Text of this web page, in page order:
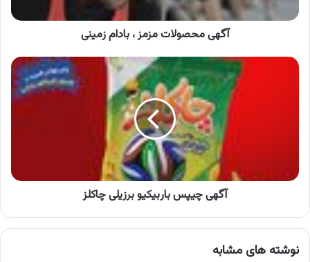
آگهی محصولات مزمز ، بادام زمینی
آگهی
آگهی چیپس باربیکیو برزیلی چاکلز
نوشته های مشابه